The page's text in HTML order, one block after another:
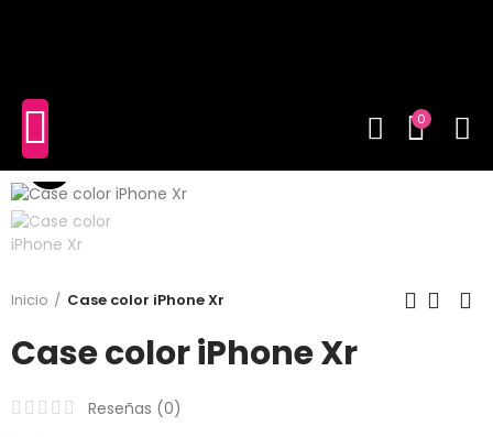
0
Click to enlarge
Inicio Case color iPhone Xr
Case color iPhone Xr
Reseñas (0)